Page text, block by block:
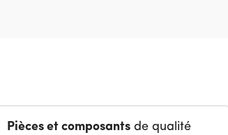
Pièces et composantsde qualité